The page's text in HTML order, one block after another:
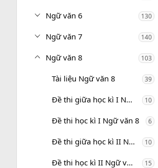
Ngữ văn 6 130
Ngữ văn 7 140
Ngữ văn 8 103
Tài liệu Ngữ văn 8 39
Đề thi giữa học kì I Ngữ văn 8 10
Đề thi học kì I Ngữ văn 8 6
Đề thi giữa học kì II Ngữ văn 8 10
Đề thi học kì II Ngữ văn 8 15